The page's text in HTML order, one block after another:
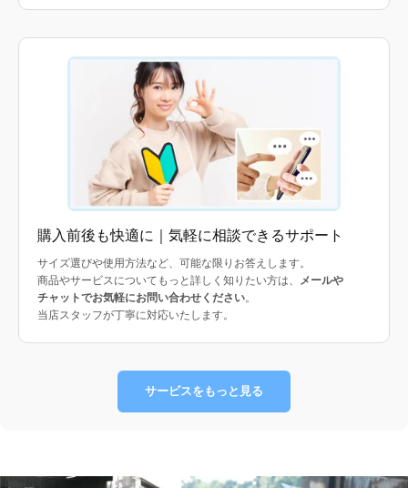
購入前後も快適に｜気軽に相談できるサポート
サイズ選びや使用方法など、可能な限りお答えします。
商品やサービスについてもっと詳しく知りたい方は、
メールや
チャットでお気軽にお問い合わせください。
当店スタッフが丁寧に対応いたします。
サービスをもっと見る